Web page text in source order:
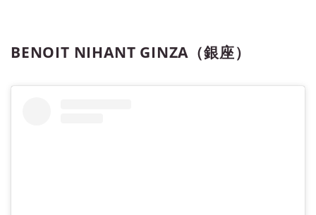
BENOIT NIHANT GINZA（銀座）